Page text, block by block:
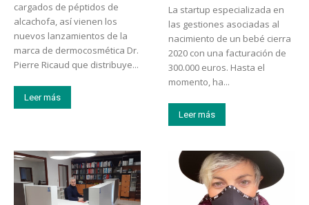
cargados de péptidos de
alcachofa, así vienen los
nuevos lanzamientos de la
marca de dermocosmética Dr.
Pierre Ricaud que distribuye...
Leer más
La startup especializada en
las gestiones asociadas al
nacimiento de un bebé cierra
2020 con una facturación de
300.000 euros. Hasta el
momento, ha...
Leer más